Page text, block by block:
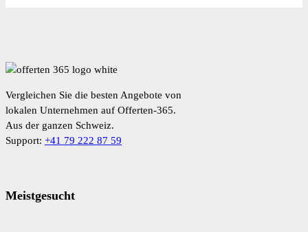
Vergleichen Sie die besten Angebote von
lokalen Unternehmen auf Offerten-365.
Aus der ganzen Schweiz.
Support: +41 79 222 87 59
Meistgesucht